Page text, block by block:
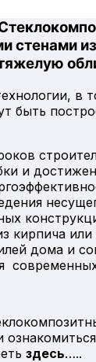
в
быть
и
кирпича
дома и
здесь…..